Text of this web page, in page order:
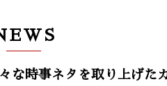
な時事ネタを取り上げた